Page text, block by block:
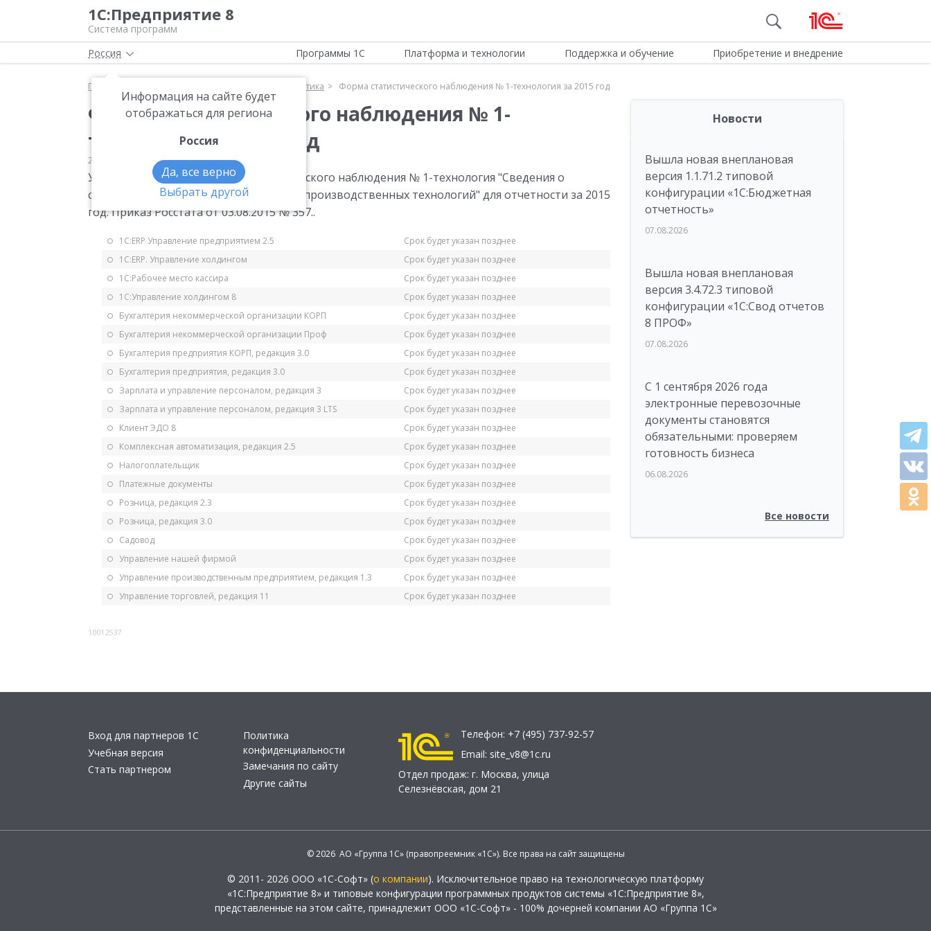
1С:Предприятие 8
Система программ
Россия
Информация на сайте будет
отображаться для региона
Россия
Да, все верно
Выбрать другой
Программы 1С Платформа и технологии Поддержка и обучение Приобретение и внедрение
Главная Статистика Форма статистического наблюдения № 1-технология за 2015 год
Форма статистического наблюдения № 1-
технология за 2015 год
23.09.2014 Статистика
Утверждена годовая форма статистического наблюдения № 1-технология "Сведения о
создании и использовании передовых производственных технологий" для отчетности за 2015
год. Приказ Росстата от 03.08.2015 № 357..
1С:ERP Управление предприятием 2.5
Срок будет указан позднее
1С:ERP. Управление холдингом
Срок будет указан позднее
1С:Рабочее место кассира
Срок будет указан позднее
1С:Управление холдингом 8
Срок будет указан позднее
Бухгалтерия некоммерческой организации КОРП
Срок будет указан позднее
Бухгалтерия некоммерческой организации Проф
Срок будет указан позднее
Бухгалтерия предприятия КОРП, редакция 3.0
Срок будет указан позднее
Бухгалтерия предприятия, редакция 3.0
Срок будет указан позднее
Зарплата и управление персоналом, редакция 3
Срок будет указан позднее
Зарплата и управление персоналом, редакция 3 LTS
Срок будет указан позднее
Клиент ЭДО 8
Срок будет указан позднее
Комплексная автоматизация, редакция 2.5
Срок будет указан позднее
Налогоплательщик
Срок будет указан позднее
Платежные документы
Срок будет указан позднее
Розница, редакция 2.3
Срок будет указан позднее
Розница, редакция 3.0
Срок будет указан позднее
Садовод
Срок будет указан позднее
Управление нашей фирмой
Срок будет указан позднее
Управление производственным предприятием, редакция 1.3
Срок будет указан позднее
Управление торговлей, редакция 11
Срок будет указан позднее
10012537
Новости
Вышла новая внеплановая
версия 1.1.71.2 типовой
конфигурации «1C:Бюджетная
отчетность»
07.08.2026
Вышла новая внеплановая
версия 3.4.72.3 типовой
конфигурации «1C:Свод отчетов
8 ПРОФ»
07.08.2026
С 1 сентября 2026 года
электронные перевозочные
документы становятся
обязательными: проверяем
готовность бизнеса
06.08.2026
Все новости
Вход для партнеров 1С
Учебная версия
Стать партнером
Политика
конфиденциальности
Замечания по сайту
Другие сайты
Телефон: +7 (495) 737-92-57
Email: site_v8@1c.ru
Отдел продаж: г. Москва, улица
Селезнёвская, дом 21
© 2026 АО «Группа 1С» (правопреемник «1С»). Все права на сайт защищены
© 2011- 2026 ООО «1С-Софт» (о компании). Исключительное право на технологическую платформу
«1С:Предприятие 8» и типовые конфигурации программных продуктов системы «1С:Предприятие 8»,
представленные на этом сайте, принадлежит ООО «1С-Софт» - 100% дочерней компании АО «Группа 1С»